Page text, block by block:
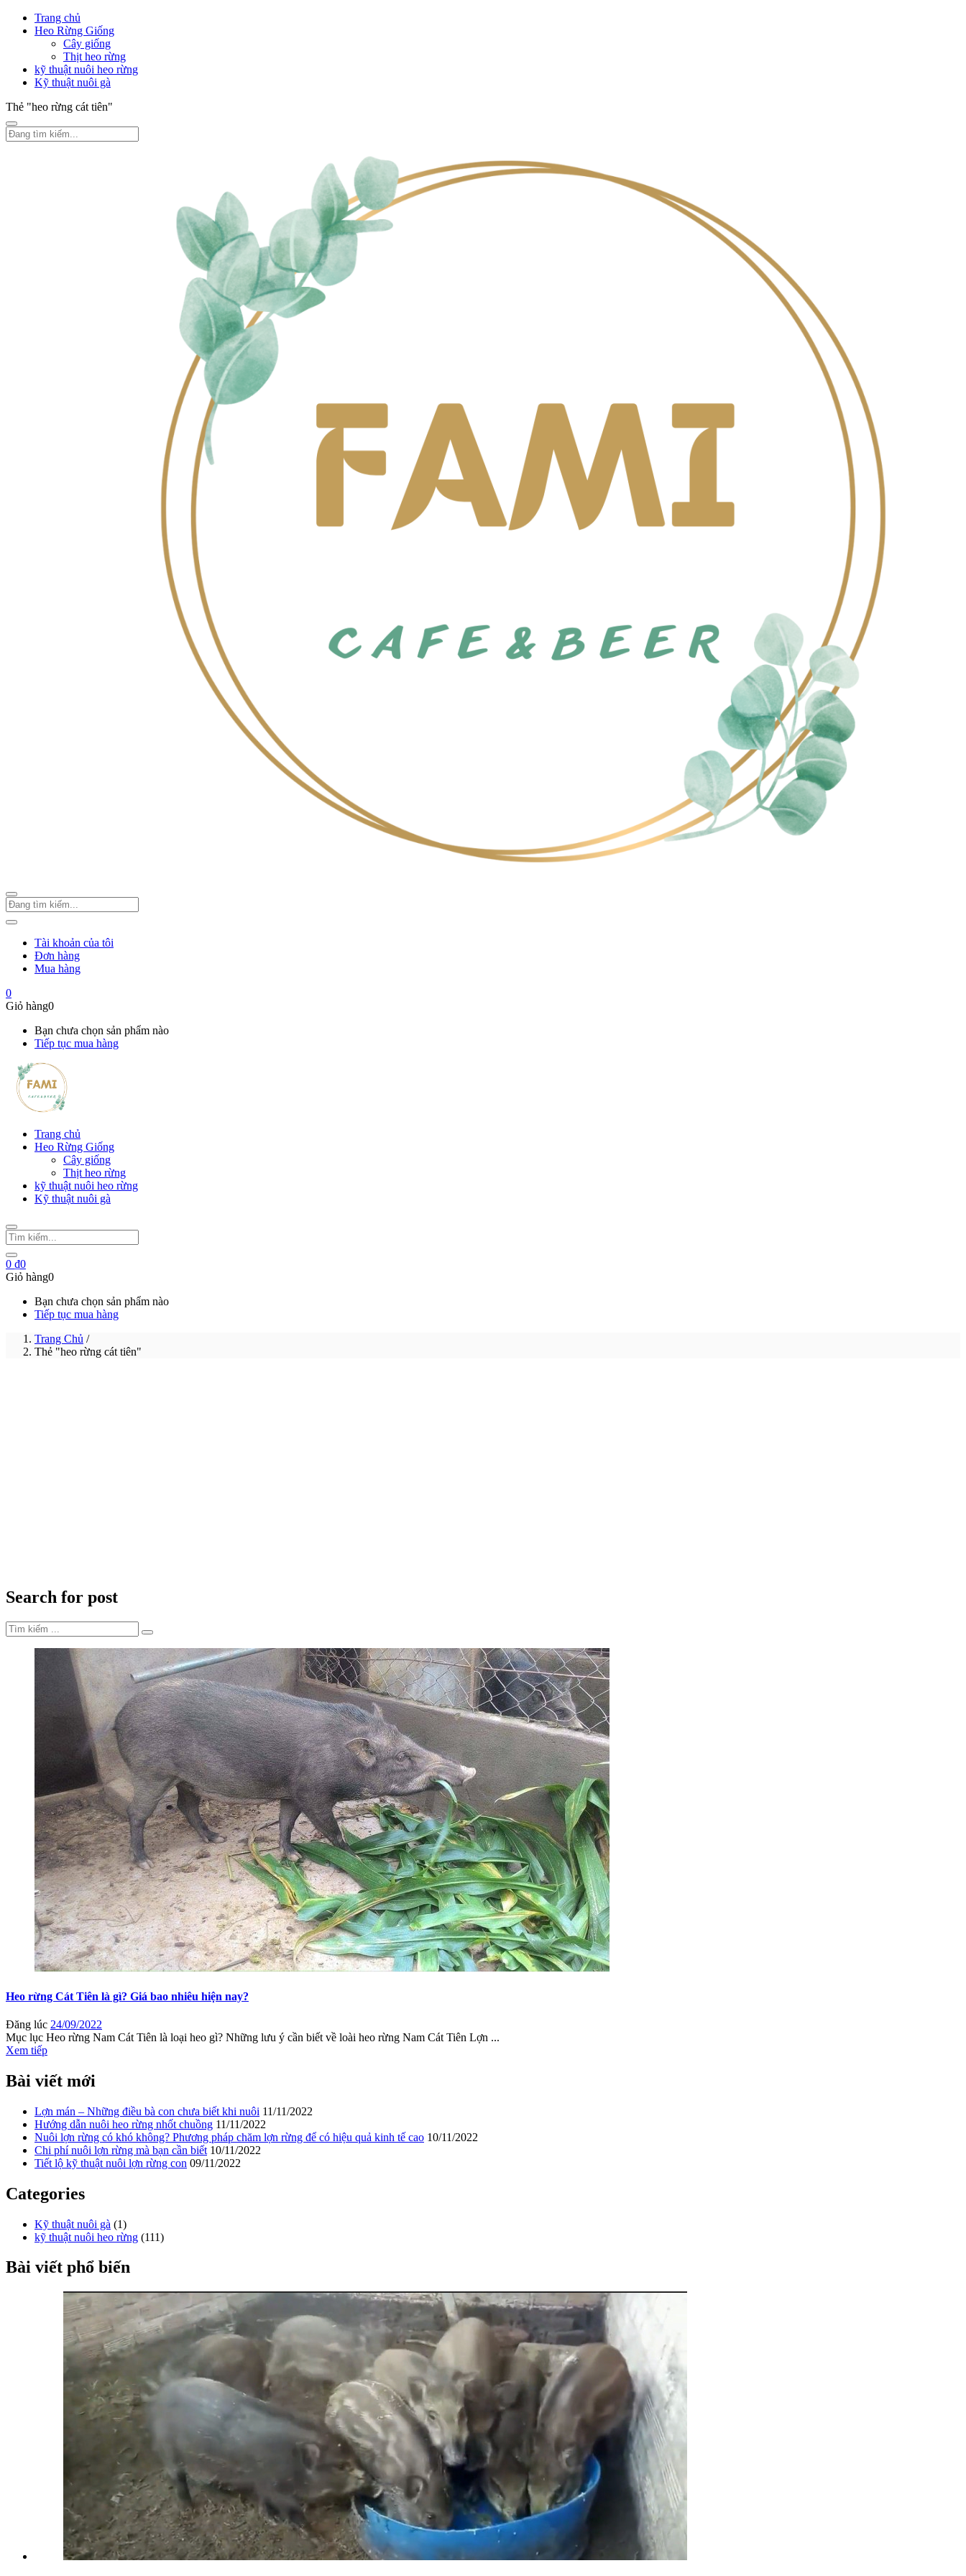
Trang chủ
Heo Rừng Giống
Cây giống
Thịt heo rừng
kỹ thuật nuôi heo rừng
Kỹ thuật nuôi gà
Thẻ "heo rừng cát tiên"
Tài khoản của tôi
Đơn hàng
Mua hàng
0
Giỏ hàng0
Bạn chưa chọn sản phẩm nào
Tiếp tục mua hàng
Trang chủ
Heo Rừng Giống
Cây giống
Thịt heo rừng
kỹ thuật nuôi heo rừng
Kỹ thuật nuôi gà
0 ₫0
Giỏ hàng0
Bạn chưa chọn sản phẩm nào
Tiếp tục mua hàng
Trang Chủ /
Thẻ "heo rừng cát tiên"
Search for post
Heo rừng Cát Tiên là gì? Giá bao nhiêu hiện nay?
Đăng lúc 24/09/2022
Mục lục Heo rừng Nam Cát Tiên là loại heo gì? Những lưu ý cần biết về loài heo rừng Nam Cát Tiên Lợn ...
Xem tiếp
Bài viết mới
Lợn mán – Những điều bà con chưa biết khi nuôi 11/11/2022
Hướng dẫn nuôi heo rừng nhốt chuồng 11/11/2022
Nuôi lợn rừng có khó không? Phương pháp chăm lợn rừng để có hiệu quả kinh tế cao 10/11/2022
Chi phí nuôi lợn rừng mà bạn cần biết 10/11/2022
Tiết lộ kỹ thuật nuôi lợn rừng con 09/11/2022
Categories
Kỹ thuật nuôi gà (1)
kỹ thuật nuôi heo rừng (111)
Bài viết phổ biến